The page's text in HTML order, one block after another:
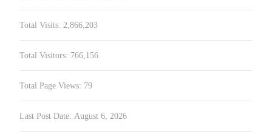
Total Visits: 2,866,203
Total Visitors: 766,156
Total Page Views: 79
Last Post Date: August 6, 2026